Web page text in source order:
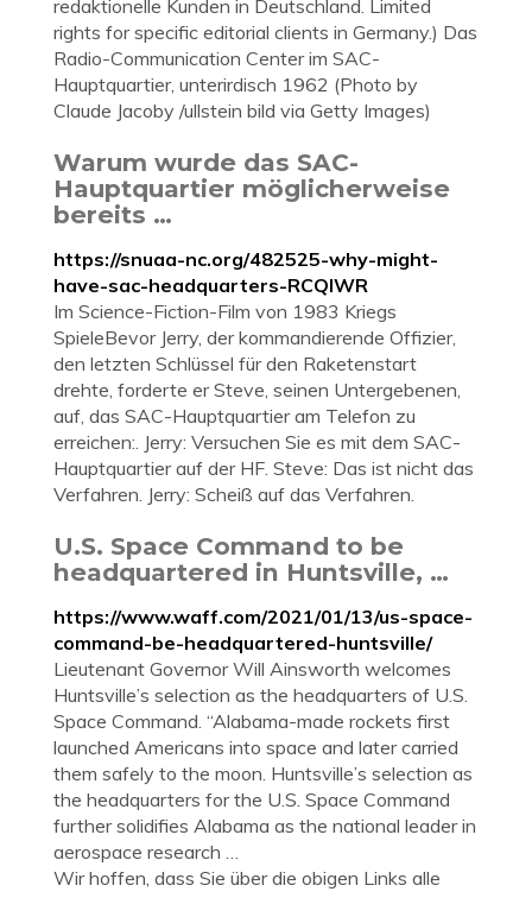
redaktionelle Kunden in Deutschland. Limited
rights for specific editorial clients in Germany.) Das
Radio-Communication Center im SAC-
Hauptquartier, unterirdisch 1962 (Photo by
Claude Jacoby /ullstein bild via Getty Images)
Warum wurde das SAC-
Hauptquartier möglicherweise
bereits …
https://snuaa-nc.org/482525-why-might-
have-sac-headquarters-RCQIWR
Im Science-Fiction-Film von 1983 Kriegs
SpieleBevor Jerry, der kommandierende Offizier,
den letzten Schlüssel für den Raketenstart
drehte, forderte er Steve, seinen Untergebenen,
auf, das SAC-Hauptquartier am Telefon zu
erreichen:. Jerry: Versuchen Sie es mit dem SAC-
Hauptquartier auf der HF. Steve: Das ist nicht das
Verfahren. Jerry: Scheiß auf das Verfahren.
U.S. Space Command to be
headquartered in Huntsville, …
https://www.waff.com/2021/01/13/us-space-
command-be-headquartered-huntsville/
Lieutenant Governor Will Ainsworth welcomes
Huntsville’s selection as the headquarters of U.S.
Space Command. “Alabama-made rockets first
launched Americans into space and later carried
them safely to the moon. Huntsville’s selection as
the headquarters for the U.S. Space Command
further solidifies Alabama as the national leader in
aerospace research …
Wir hoffen, dass Sie über die obigen Links alle